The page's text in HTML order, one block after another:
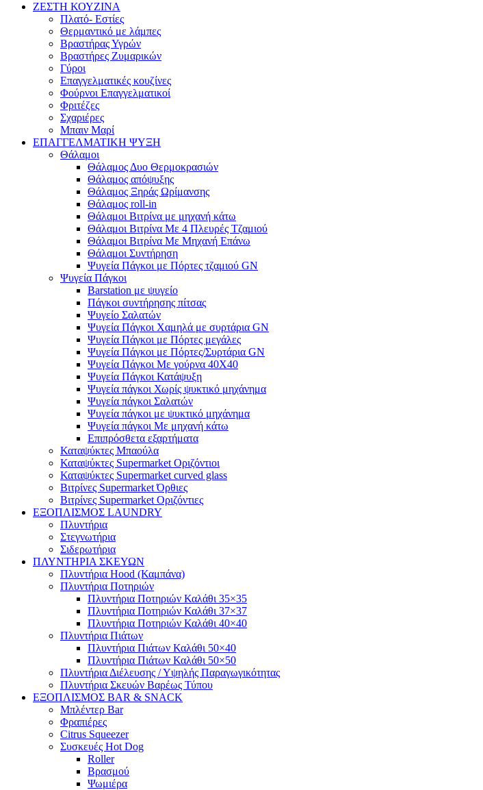
ΖΕΣΤΗ ΚΟΥΖΙΝΑ
Πλατό- Εστίες
Θερμαντικό με λάμπες
Βραστήρας Υγρών
Βραστήρες Ζυμαρικών
Γύροι
Επαγγελματικές κουζίνες
Φούρνοι Επαγγελματικοί
Φριτέζες
Σχαριέρες
Μπαιν Μαρί
ΕΠΑΓΓΕΛΜΑΤΙΚΗ ΨΥΞΗ
Θάλαμοι
Θάλαμος Δυο Θερμοκρασιών
Θάλαμος απόψυξης
Θάλαμος Ξηράς Ωρίμανσης
Θάλαμος roll-in
Θάλαμοι Βιτρίνα με μηχανή κάτω
Θάλαμοι Βιτρίνα Με 4 Πλευρές Τζαμιού
Θάλαμοι Βιτρίνα Με Μηχανή Επάνω
Θάλαμοι Συντήρηση
Ψυγεία Πάγκοι με Πόρτες τζαμιού GN
Ψυγεία Πάγκοι
Barstation με ψυγείο
Πάγκοι συντήρησης πίτσας
Ψυγείο Σαλατών
Ψυγεία Πάγκοι Χαμηλά με συρτάρια GN
Ψυγεία Πάγκοι με Πόρτες μεγάλες
Ψυγεία Πάγκοι με Πόρτες/Συρτάρια GN
Ψυγεία Πάγκοι Με γούρνα 40Χ40
Ψυγεία Πάγκοι Κατάψυξη
Ψυγεία πάγκοι Χωρίς ψυκτικό μηχάνημα
Ψυγεία πάγκοι Σαλατών
Ψυγεία πάγκοι με ψυκτικό μηχάνημα
Ψυγεία πάγκοι Με μηχανή κάτω
Επιπρόσθετα εξαρτήματα
Καταψύκτες Μπαούλα
Καταψύκτες Supermarket Οριζόντιοι
Καταψύκτες Supermarket curved glass
Βιτρίνες Supermarket Όρθιες
Βιτρίνες Supermarket Οριζόντιες
ΕΞΟΠΛΙΣΜΟΣ LAUNDRY
Πλυντήρια
Στεγνωτήρια
Σιδερωτήρια
ΠΛΥΝΤΗΡΙΑ ΣΚΕΥΩΝ
Πλυντήρια Hood (Καμπάνα)
Πλυντήρια Ποτηριών
Πλυντήρια Ποτηριών Καλάθι 35×35
Πλυντήρια Ποτηριών Καλάθι 37×37
Πλυντήρια Ποτηριών Καλάθι 40×40
Πλυντήρια Πιάτων
Πλυντήρια Πιάτων Καλάθι 50×40
Πλυντήρια Πιάτων Καλάθι 50×50
Πλυντήρια Διέλευσης / Υψηλής Παραγωγικότητας
Πλυντήρια Σκευών Βαρέως Τύπου
ΕΞΟΠΛΙΣΜΟΣ BAR & SNACK
Μπλέντερ Bar
Φραπιέρες
Citrus Squeezer
Συσκευές Hot Dog
Roller
Βρασμού
Ψωμιέρα